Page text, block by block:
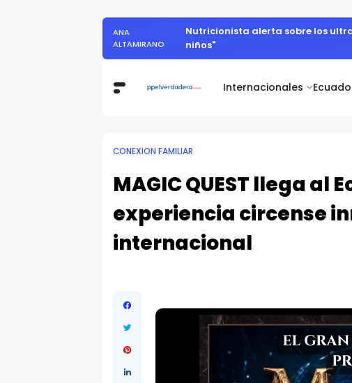
Internacionales
ANA
ALTAMIRANO
Nutricionista alerta sobre los
niños"
CONEXION FAMILIAR
MAGIC QUEST llega al
experiencia circense
internacional